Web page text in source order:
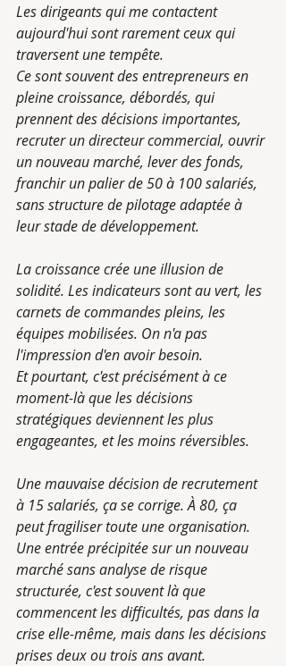
Les dirigeants qui me contactent
aujourd'hui sont rarement ceux qui
traversent une tempête.
Ce sont souvent des entrepreneurs en
pleine croissance, débordés, qui
prennent des décisions importantes,
recruter un directeur commercial, ouvrir
un nouveau marché, lever des fonds,
franchir un palier de 50 à 100 salariés,
sans structure de pilotage adaptée à
leur stade de développement.
La croissance crée une illusion de
solidité. Les indicateurs sont au vert, les
carnets de commandes pleins, les
équipes mobilisées. On n'a pas
l'impression d'en avoir besoin.
Et pourtant, c'est précisément à ce
moment-là que les décisions
stratégiques deviennent les plus
engageantes, et les moins réversibles.
Une mauvaise décision de recrutement
à 15 salariés, ça se corrige. À 80, ça
peut fragiliser toute une organisation.
Une entrée précipitée sur un nouveau
marché sans analyse de risque
structurée, c'est souvent là que
commencent les difficultés, pas dans la
crise elle-même, mais dans les décisions
prises deux ou trois ans avant.